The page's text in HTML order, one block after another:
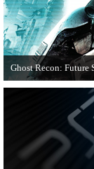
Ghost Recon: Future
Több jel is utal arra,